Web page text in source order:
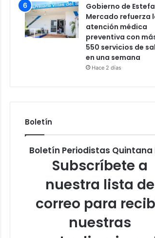
Gobierno de
Mercado refuerza
atención médica
preventiva con
550 servicios de
en una semana
Hace 2 días
Boletín
Boletín Periodistas Quintana
Subscríbete a
nuestra lista de
correo para
nuestras